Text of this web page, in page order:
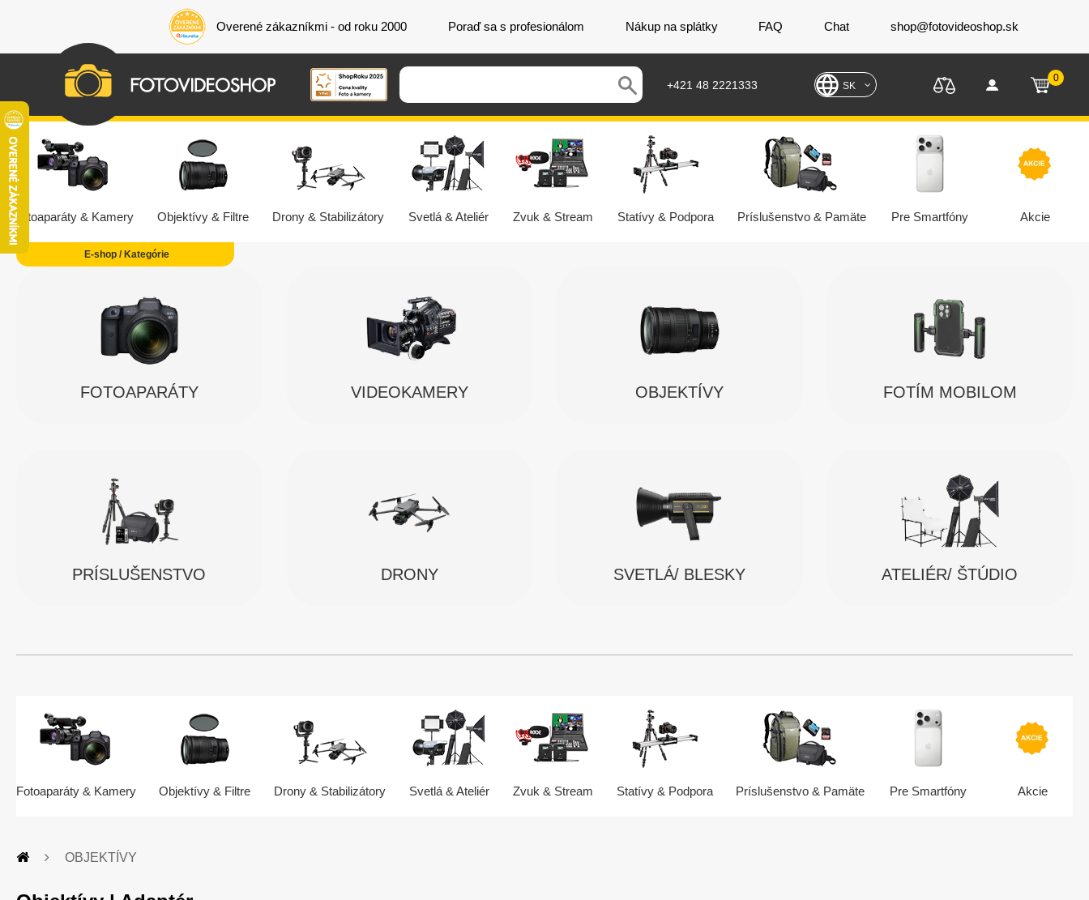
Overené zákazníkmi - od roku 2000 Poraď sa s profesionálom Nákup na splátky FAQ Chat shop@fotovideoshop.sk
+421 48 2221333 SK
0
Fotoaparáty & Kamery Objektívy & Filtre Drony & Stabilizátory Svetlá & Ateliér Zvuk & Stream Statívy & Podpora Príslušenstvo & Pamäte Pre Smartfóny Akcie
FOTOAPARÁTY VIDEOKAMERY OBJEKTÍVY FOTÍM MOBILOM
PRÍSLUŠENSTVO DRONY SVETLÁ/ BLESKY ATELIÉR/ ŠTÚDIO
Fotoaparáty & Kamery Objektívy & Filtre Drony & Stabilizátory Svetlá & Ateliér Zvuk & Stream Statívy & Podpora Príslušenstvo & Pamäte Pre Smartfóny Akcie
OBJEKTÍVY
E-shop / Kategórie